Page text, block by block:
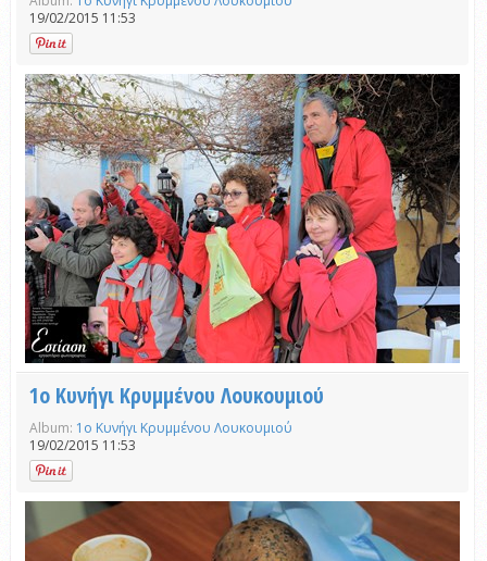
19/02/2015 11:53
1ο Κυνήγι Κρυμμένου Λουκουμιού
Album: 1ο Κυνήγι Κρυμμένου Λουκουμιού
19/02/2015 11:53